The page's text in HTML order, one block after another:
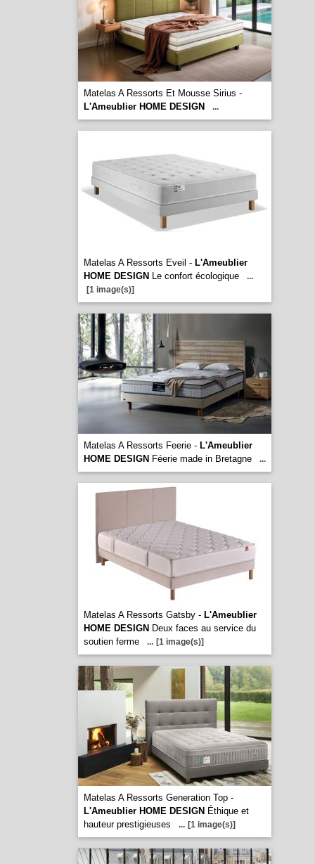
Matelas A Ressorts Et Mousse Sirius -
L'Ameublier HOME DESIGN
...
Matelas A Ressorts Eveil - L'Ameublier
HOME DESIGN Le confort écologique
...
[1 image(s)]
Matelas A Ressorts Feerie - L'Ameublier
HOME DESIGN Féerie made in Bretagne ...
Matelas A Ressorts Gatsby - L'Ameublier
HOME DESIGN Deux faces au service du
soutien ferme
... [1 image(s)]
Matelas A Ressorts Generation Top -
L'Ameublier HOME DESIGN Éthique et
hauteur prestigieuses
... [1 image(s)]